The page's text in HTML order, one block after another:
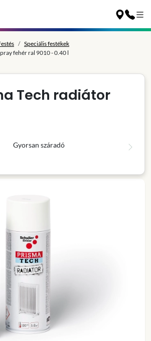
Speciális festékek
fehér ral 9010 - 0.40 l
Tech radiátor
Gyorsan száradó